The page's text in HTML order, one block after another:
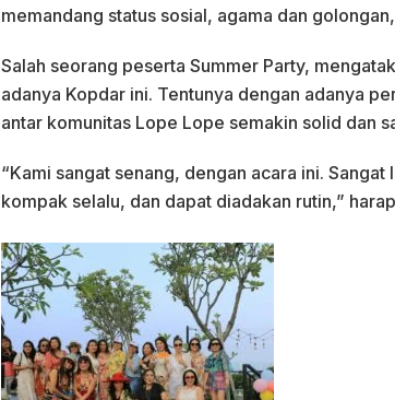
memandang status sosial, agama dan
Salah seorang peserta Summer Party,
adanya Kopdar ini. Tentunya dengan adanya
antar komunitas Lope Lope semakin solid dan
“Kami sangat senang, dengan acara ini.
kompak selalu, dan dapat diadakan rutin,”